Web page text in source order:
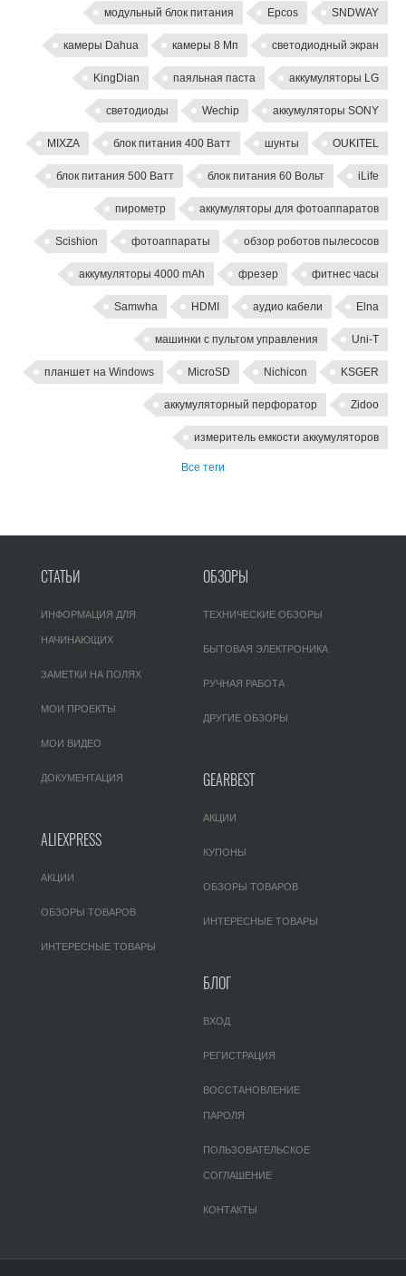
модульный блок питания Epcos SNDWAY
камеры Dahua камеры 8 Мп светодиодный экран
KingDian паяльная паста аккумуляторы LG
светодиоды Wechip аккумуляторы SONY
MIXZA блок питания 400 Ватт шунты OUKITEL
блок питания 500 Ватт блок питания 60 Вольт iLife
пирометр аккумуляторы для фотоаппаратов
Scishion фотоаппараты обзор роботов пылесосов
аккумуляторы 4000 mAh фрезер фитнес часы
Samwha HDMI аудио кабели Elna
машинки с пультом управления Uni-T
планшет на Windows MicroSD Nichicon KSGER
аккумуляторный перфоратор Zidoo
измеритель емкости аккумуляторов
Все теги
СТАТЬИ
ИНФОРМАЦИЯ ДЛЯ
НАЧИНАЮЩИХ
ЗАМЕТКИ НА ПОЛЯХ
МОИ ПРОЕКТЫ
МОИ ВИДЕО
ДОКУМЕНТАЦИЯ
ОБЗОРЫ
ТЕХНИЧЕСКИЕ ОБЗОРЫ
БЫТОВАЯ ЭЛЕКТРОНИКА
РУЧНАЯ РАБОТА
ДРУГИЕ ОБЗОРЫ
GEARBEST
АКЦИИ
КУПОНЫ
ОБЗОРЫ ТОВАРОВ
ИНТЕРЕСНЫЕ ТОВАРЫ
ALIEXPRESS
АКЦИИ
ОБЗОРЫ ТОВАРОВ
ИНТЕРЕСНЫЕ ТОВАРЫ
БЛОГ
ВХОД
РЕГИСТРАЦИЯ
ВОССТАНОВЛЕНИЕ
ПАРОЛЯ
ПОЛЬЗОВАТЕЛЬСКОЕ
СОГЛАШЕНИЕ
КОНТАКТЫ